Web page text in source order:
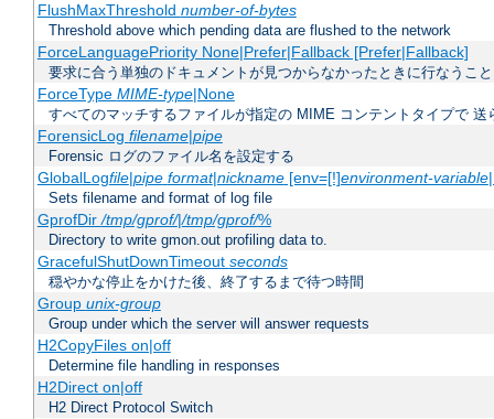
FlushMaxThreshold number-of-bytes
Threshold above which pending data are flushed to the network
ForceLanguagePriority None|Prefer|Fallback [Prefer|Fallback]
要求に合う単独のドキュメントが見つからなかったときに行なうこ
ForceType MIME-type|None
すべてのマッチするファイルが指定の MIME コンテントタイプで 送
ForensicLog filename|pipe
Forensic ログのファイル名を設定する
GlobalLogfile|pipe format|nickname[env=[!]environment-variable
Sets filename and format of log file
GprofDir/tmp/gprof/|/tmp/gprof/%
Directory to write gmon.out profiling data to.
GracefulShutDownTimeout seconds
穏やかな停止をかけた後、終了するまで待つ時間
Group unix-group
Group under which the server will answer requests
H2CopyFiles on|off
Determine file handling in responses
H2Direct on|off
H2 Direct Protocol Switch